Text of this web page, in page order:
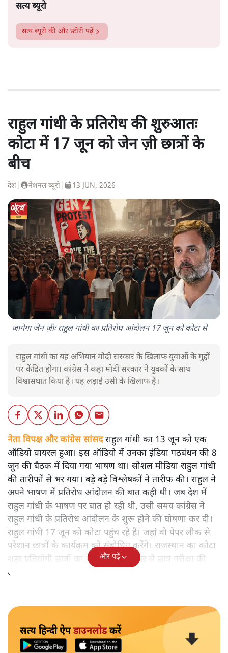
सत्य ब्यूरो
सत्य ब्यूरो की और स्टोरी पढ़ें
राहुल गांधी के प्रतिरोध की शुरुआतः
कोटा में 17 जून को जेन ज़ी छात्रों के
बीच
देश नेशनल ब्यूरो 13 JUN, 2026
जागेगा जेन ज़ीः राहुल गांधी का प्रतिरोध आंदोलन 17 जून को कोटा से
राहुल गांधी का यह अभियान मोदी सरकार के खिलाफ युवाओं के मुद्दों
पर केंद्रित होगा। कांग्रेस ने कहा मोदी सरकार ने युवकों के साथ
विश्वासघात किया है। यह लड़ाई उसी के खिलाफ है।
नेता विपक्ष और कांग्रेस सांसदराहुल गांधी का 13 जून को एक
ऑडियो वायरल हुआ। इस ऑडियो में उनका इंडिया गठबंधन की 8
जून की बैठक में दिया गया भाषण था। सोशल मीडिया राहुल गांधी
की तारीफों से भर गया। बड़े बड़े विश्लेषकों ने तारीफ की। राहुल ने
अपने भाषण में प्रतिरोध आंदोलन की बात कही थी। जब देश में
राहुल गांधी के भाषण पर बात हो रही थी, उसी समय कांग्रेस ने
राहुल गांधी के प्रतिरोध आंदोलन के शुरू होने की घोषणा कर दी।
राहुल गांधी 17 जून को कोटा पहुंच रहे हैं। जहां वो पेपर लीक से
परेशान छात्रों के कार्यक्रम को संबोधित करेंगे। राजस्थान का कोटा
शहर प्रतियोगी छात्रों का गढ़ है। जहां देशभर से छात्र परीक्षा की
तैयारी के लिए पढ़ने आते हैं।
और पढ़ें
सत्य हिन्दी ऐपडाउनलोडकरें